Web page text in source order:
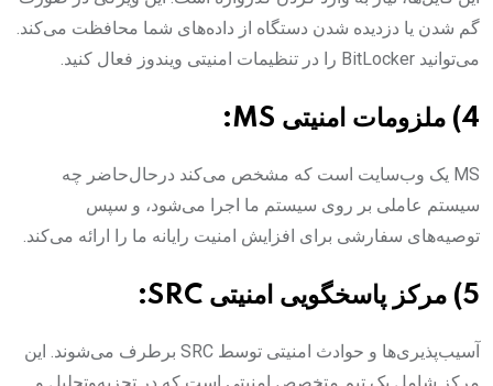
گم شدن یا دزدیده شدن دستگاه از داده‌های شما محافظت می‌کند.
می‌توانید BitLocker را در تنظیمات امنیتی ویندوز فعال کنید.
4) ملزومات امنیتی MS:
MS یک وب‌سایت است که مشخص می‌کند درحال‌حاضر چه
سیستم عاملی بر روی سیستم ما اجرا می‌شود، و سپس
توصیه‌های سفارشی برای افزایش امنیت رایانه ما را ارائه می‌کند.
5) مرکز پاسخگویی امنیتی SRC:
آسیب‌پذیری‌ها و حوادث امنیتی توسط SRC برطرف می‌شوند. این